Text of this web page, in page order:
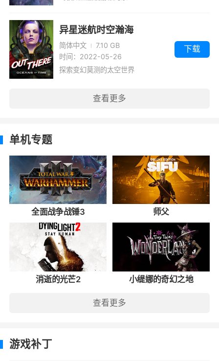
异星迷航时空瀚海
简体中文
7.10 GB
时间：2022-05-26
探索变幻莫测的太空世界
下载
查看更多
单机专题
全面战争战锤3 师父
消逝的光芒2 小缇娜的奇幻之地
查看更多
游戏补丁